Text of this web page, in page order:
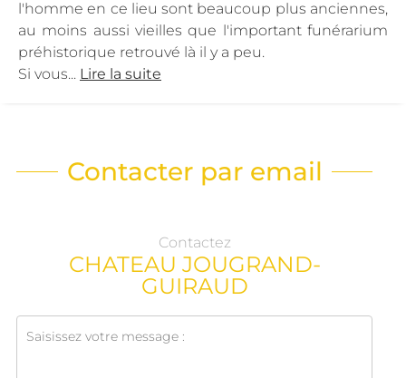
l'homme en ce lieu sont beaucoup plus anciennes,
au moins aussi vieilles que l'important funérarium
préhistorique retrouvé là il y a peu.
Si vous... Lire la suite
Contacter par email
Contactez
CHATEAU JOUGRAND-
GUIRAUD